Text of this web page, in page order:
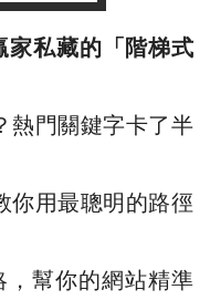
家私藏的「階梯式
熱門關鍵字卡了半
你用最聰明的路徑
幫你的網站精準